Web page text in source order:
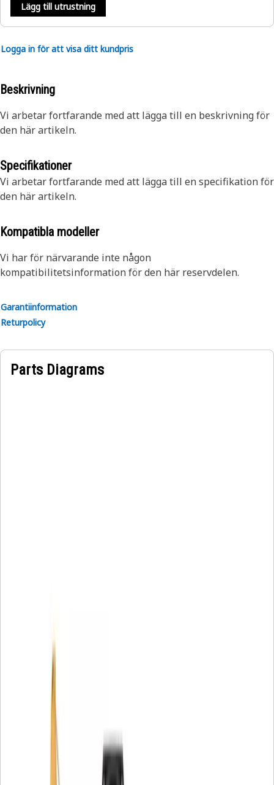
Lägg till utrustning
Logga in för att visa ditt kundpris
Beskrivning
Vi arbetar fortfarande med att lägga till en beskrivning för
den här artikeln.
Specifikationer
Vi arbetar fortfarande med att lägga till en specifikation för
den här artikeln.
Kompatibla modeller
Vi har för närvarande inte någon
kompatibilitetsinformation för den här reservdelen.
Garantiinformation
Returpolicy
Parts Diagrams